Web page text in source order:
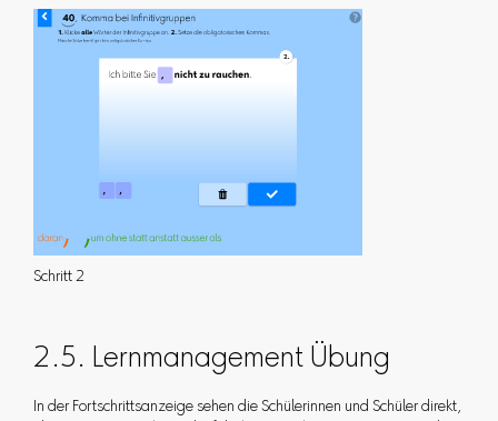
Schritt 2
2.5. Lernmanagement Übung
In der Fortschrittsanzeige sehen die Schülerinnen und Schüler direkt,